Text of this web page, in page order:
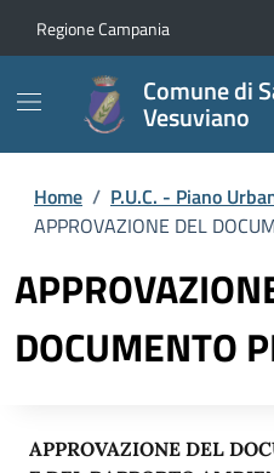
Regione Campania
Comune di
Vesuviano
Home / P.U.C. - Piano
APPROVAZIONE DEL
DOCUMENTO
APPROVAZIONE DEL